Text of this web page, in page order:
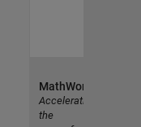
MathWorks
Accelerating
the